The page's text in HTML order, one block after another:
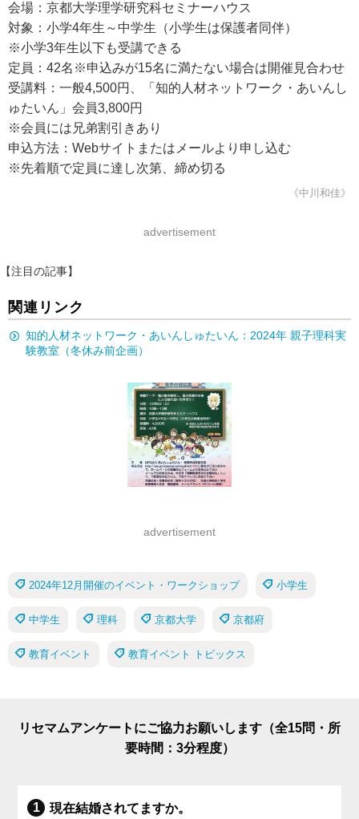
会場：京都大学理学研究科セミナーハウス
対象：小学4年生～中学生（小学生は保護者同伴）
※小学3年生以下も受講できる
定員：42名※申込みが15名に満たない場合は開催見合わせ
受講料：一般4,500円、「知的人材ネットワーク・あいんし
ゅたいん」会員3,800円
※会員には兄弟割引きあり
申込方法：Webサイトまたはメールより申し込む
※先着順で定員に達し次第、締め切る
《中川和佳》
advertisement
【注目の記事】
関連リンク
知的人材ネットワーク・あいんしゅたいん：2024年 親子理科実
験教室（冬休み前企画）
advertisement
2024年12月開催のイベント・ワークショップ 小学生
中学生 理科 京都大学 京都府
教育イベント 教育イベント トピックス
リセマムアンケートにご協力お願いします（全15問・所
要時間：3分程度）
現在結婚されてますか。